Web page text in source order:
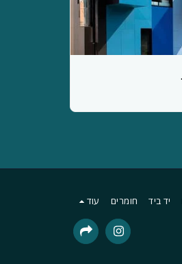
יד ביד חומרים עוד